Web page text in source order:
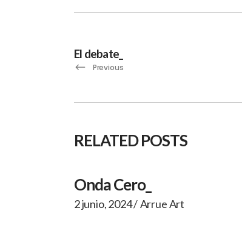
El debate_
Previous
RELATED POSTS
Onda Cero_
2 junio, 2024 Arrue Art